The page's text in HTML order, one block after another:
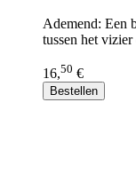
Ademend: Een
tussen het
16,50 €
Bestellen